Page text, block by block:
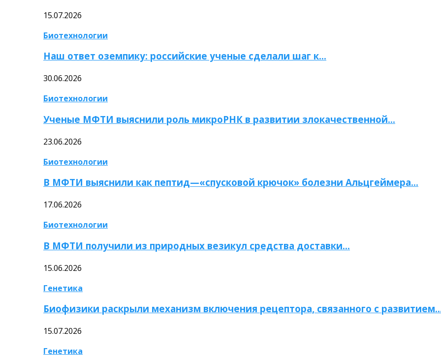
15.07.2026
Биотехнологии
Наш ответ оземпику: российские ученые сделали шаг к…
30.06.2026
Биотехнологии
Ученые МФТИ выяснили роль микроРНК в развитии злокачественной…
23.06.2026
Биотехнологии
В МФТИ выяснили как пептид—«спусковой крючок» болезни Альцгеймера…
17.06.2026
Биотехнологии
В МФТИ получили из природных везикул средства доставки…
15.06.2026
Генетика
Биофизики раскрыли механизм включения рецептора, связанного с
15.07.2026
Генетика